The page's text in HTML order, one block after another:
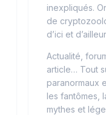
inexpliqués.
de
d’ici et
Actualité,
article… Tout
paranormaux
les fantômes,
mythes et